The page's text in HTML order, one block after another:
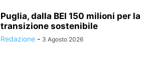
Puglia, dalla BEI 150 milioni per la
transizione sostenibile
Redazione - 3 Agosto 2026